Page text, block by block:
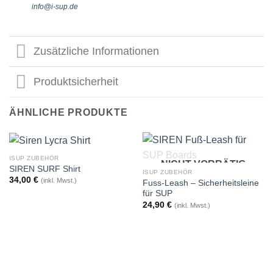
info@i-sup.de
Zusätzliche Informationen
Produktsicherheit
ÄHNLICHE PRODUKTE
ISUP ZUBEHÖR
SIREN SURF Shirt
34,00 € (inkl. Mwst.)
NICHT VORRÄTIG
ISUP ZUBEHÖR
Fuss-Leash – Sicherheitsleine
für SUP
24,90 € (inkl. Mwst.)